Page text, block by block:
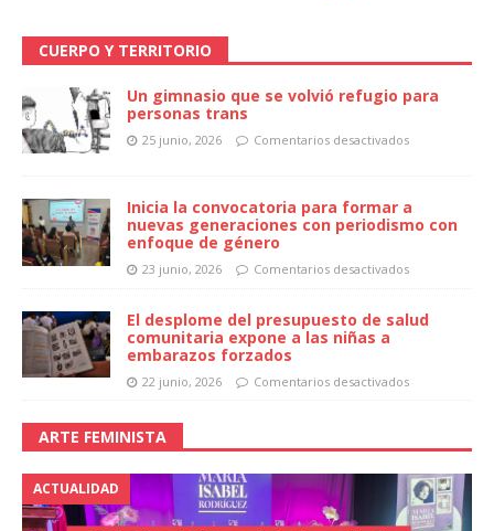
CUERPO Y TERRITORIO
Un gimnasio que se volvió refugio para
personas trans
25 junio, 2026 Comentarios desactivados
Inicia la convocatoria para formar a
nuevas generaciones con periodismo con
enfoque de género
23 junio, 2026 Comentarios desactivados
El desplome del presupuesto de salud
comunitaria expone a las niñas a
embarazos forzados
22 junio, 2026 Comentarios desactivados
ARTE FEMINISTA
ACTUALIDAD